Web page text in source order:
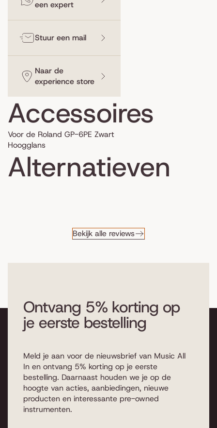
een expert
Stuur een mail
Naar de
experience store
Accessoires
Voor de Roland GP-6PE Zwart
Hoogglans
Alternatieven
Bekijk alle reviews
Ontvang 5% korting op
je eerste bestelling
Meld je aan voor de nieuwsbrief van Music All
In en ontvang 5% korting op je eerste
bestelling. Daarnaast houden we je op de
hoogte van acties, aanbiedingen, nieuwe
producten en interessante pre-owned
instrumenten.